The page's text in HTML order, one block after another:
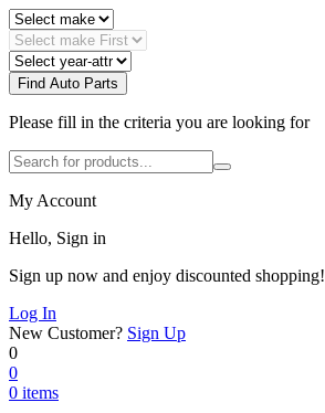
Find Auto Parts
Please fill in the criteria you are looking for
My Account
Hello, Sign in
Sign up now and enjoy discounted shopping!
Log In
New Customer? Sign Up
0
0
0 items